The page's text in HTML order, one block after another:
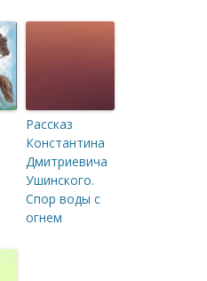
Рассказ
Константина
Дмитриевича
Ушинского.
Спор воды с
огнем